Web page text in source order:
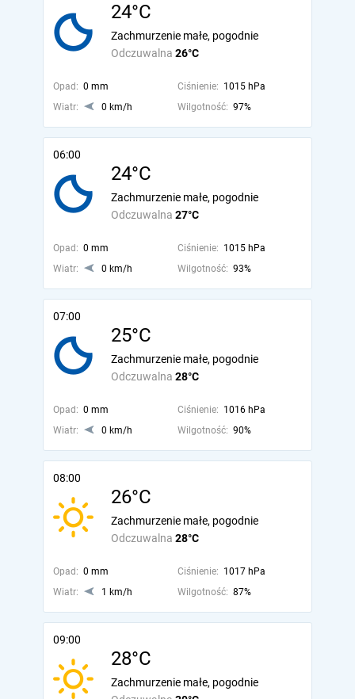
24°C
Odczuwalna 26°C
Zachmurzenie małe, pogodnie
Opad: 0 mm Ciśnienie: 1015 hPa
Wiatr:
0 km/h Wilgotność: 97%
06:00
24°C
Odczuwalna 27°C
Zachmurzenie małe, pogodnie
Opad: 0 mm Ciśnienie: 1015 hPa
Wiatr:
0 km/h Wilgotność: 93%
07:00
25°C
Odczuwalna 28°C
Zachmurzenie małe, pogodnie
Opad: 0 mm Ciśnienie: 1016 hPa
Wiatr:
0 km/h Wilgotność: 90%
08:00
26°C
Odczuwalna 28°C
Zachmurzenie małe, pogodnie
Opad: 0 mm Ciśnienie: 1017 hPa
Wiatr:
1 km/h Wilgotność: 87%
09:00
28°C
Zachmurzenie małe, pogodnie